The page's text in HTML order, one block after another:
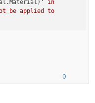
' in
be applied to
0